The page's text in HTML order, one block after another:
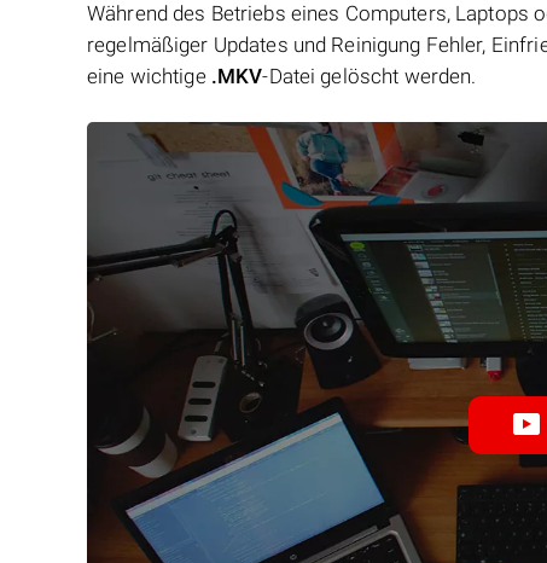
Während des Betriebs eines Computers, Laptops
regelmäßiger Updates und Reinigung Fehler,
eine wichtige .MKV-Datei gelöscht werden.